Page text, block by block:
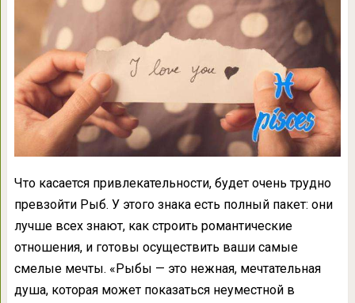
Что касается привлекательности, будет очень трудно
превзойти Рыб. У этого знака есть полный пакет: они
лучше всех знают, как строить романтические
отношения, и готовы осуществить ваши самые
смелые мечты. «Рыбы — это нежная, мечтательная
душа, которая может показаться неуместной в